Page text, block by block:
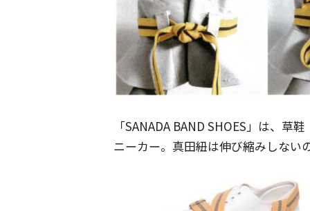
「SANADA BAND SHOES」は、草
ニーカー。真田紐は伸び縮みしない